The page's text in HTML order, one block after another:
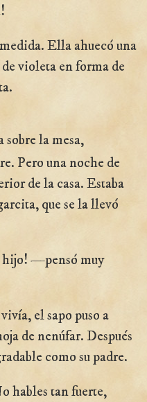
Ella ahuecó una
de violeta en forma de
sobre la mesa,
Pero una noche de
de la casa. Estaba
que se la llevó
hijo! —pensó muy
el sapo puso a
de nenúfar. Después
como su padre.
tan fuerte,